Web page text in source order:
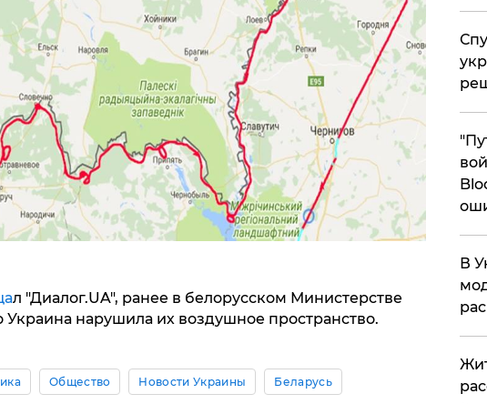
л "Диалог.UA", ранее в белорусском Министерстве
Украина нарушила их воздушное пространство.
Общество Новости Украины Беларусь
В